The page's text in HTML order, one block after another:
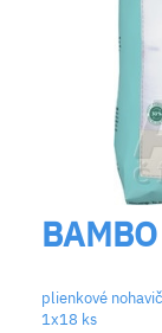
plienkové
1x18 ks